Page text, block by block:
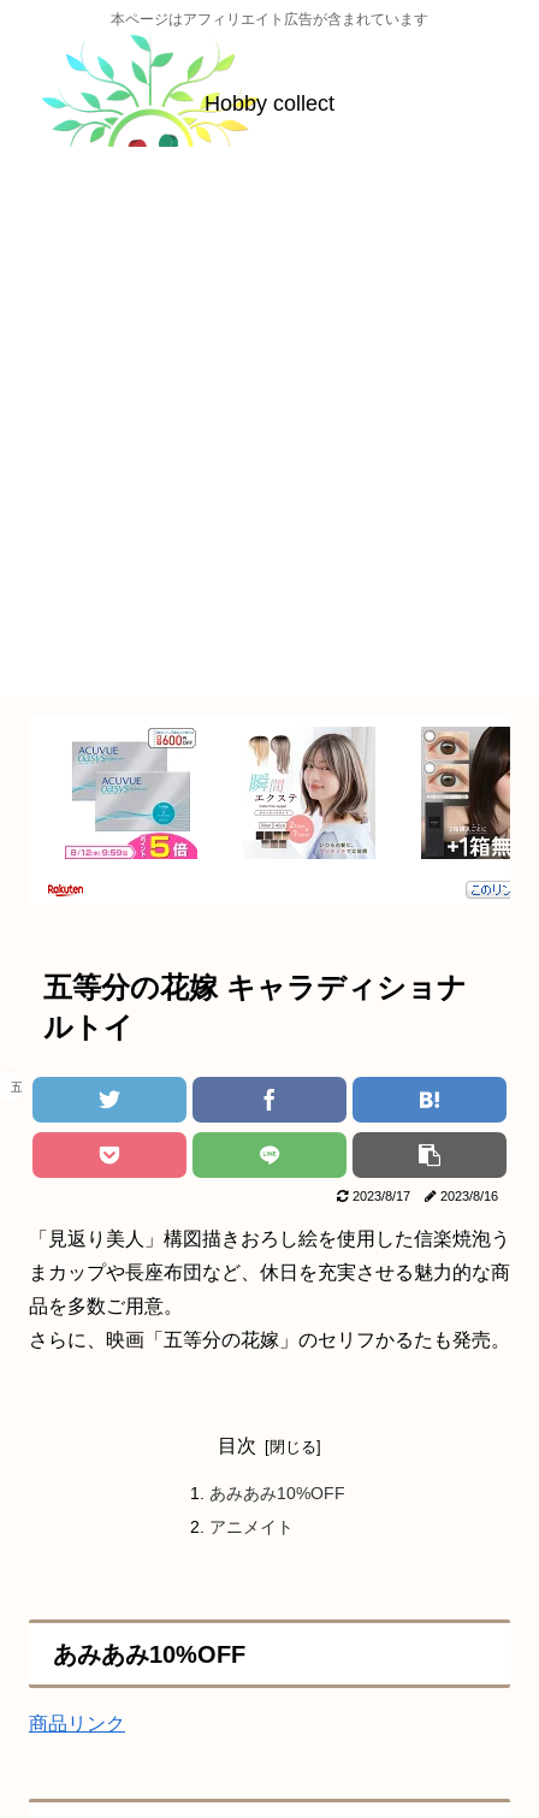
本ページはアフィリエイト広告が含まれています
Hobby collect
五等分の花嫁 キャラディショナ
ルトイ
五等分の花嫁
2023/8/17 2023/8/16
「見返り美人」構図描きおろし絵を使用した信楽焼泡う
まカップや長座布団など、休日を充実させる魅力的な商
品を多数ご用意。
さらに、映画「五等分の花嫁」のセリフかるたも発売。
目次
あみあみ10%OFF
アニメイト
あみあみ10%OFF
商品リンク